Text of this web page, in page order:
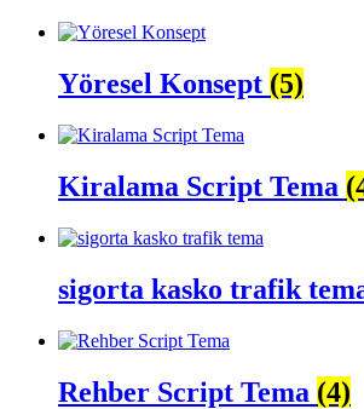
Yöresel Konsept (5)
Kiralama Script Tema
sigorta kasko trafik
Rehber Script Tema (4)